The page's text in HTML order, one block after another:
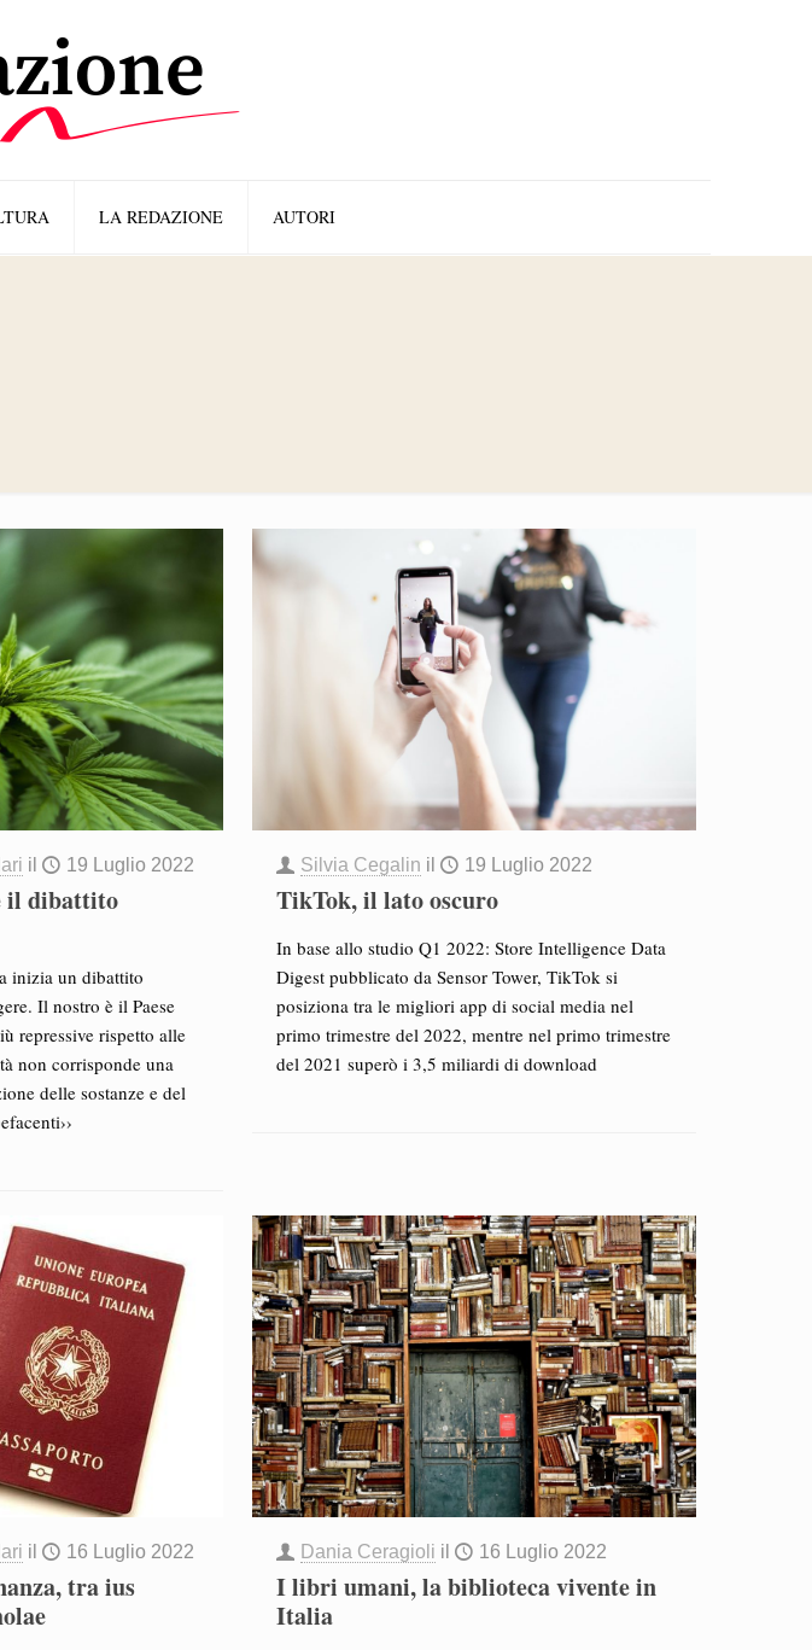
LA REDAZIONE AUTORI
il 19 Luglio 2022
il dibattito
inizia un dibattito
Il nostro è il Paese
repressive rispetto alle
non corrisponde una
delle sostanze e del
Silvia Cegalin il 19 Luglio 2022
TikTok, il lato oscuro
In base allo studio Q1 2022: Store Intelligence Data
Digest pubblicato da Sensor Tower, TikTok si
posiziona tra le migliori app di social media nel
primo trimestre del 2022, mentre nel primo trimestre
del 2021 superò i 3,5 miliardi di download
il 16 Luglio 2022
tra ius
Dania Ceragioli il 16 Luglio 2022
I libri umani, la biblioteca vivente in
Italia